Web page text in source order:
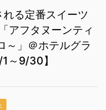
る定番スイーツ
アフタヌーンティ
～」＠ホテルグラ
～9/30】